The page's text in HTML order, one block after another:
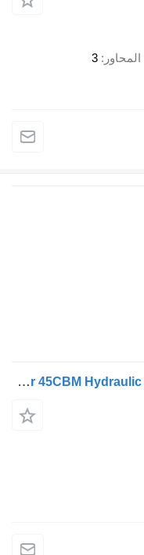
3
ZW-Trailer 45CBM Hydraulic End Dump Semi Trailer for Guine